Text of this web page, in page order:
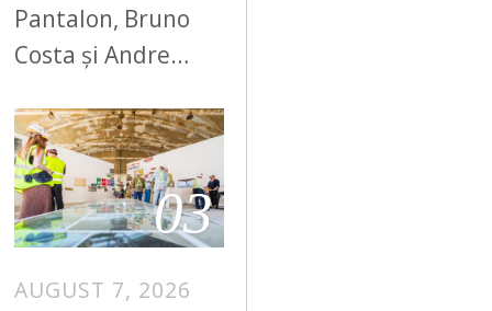
Pantalon, Bruno
Costa și Andre…
03
AUGUST 7, 2026